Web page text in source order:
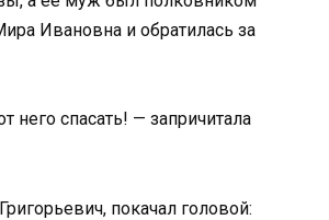
Ивановна и обратилась за
него спасать! — запричитала
покачал головой: